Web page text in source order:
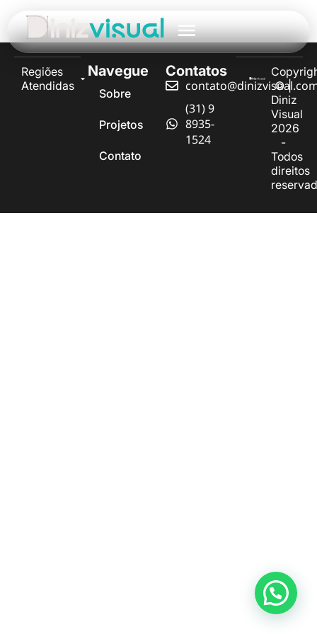
Regiões
Atendidas
Navegue
Sobre
Projetos
Contato
Contatos
(31) 9
8935-
1524
© |
Diniz
Visual
2026
-
Todos
direitos